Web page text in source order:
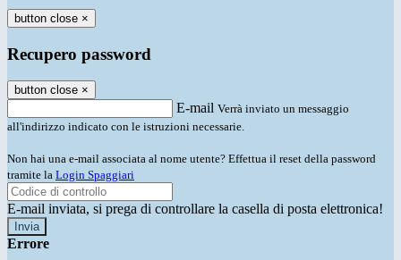
button close ×
Recupero password
button close ×
E-mail Verrà inviato un messaggio
all'indirizzo indicato con le istruzioni necessarie.
Non hai una e-mail associata al nome utente? Effettua il reset della password
tramite la Login Spaggiari
E-mail inviata, si prega di controllare la casella di posta elettronica!
Errore